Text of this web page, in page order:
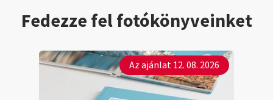
Fedezze fel fotókönyveinket
Az ajánlat 12. 08. 2026